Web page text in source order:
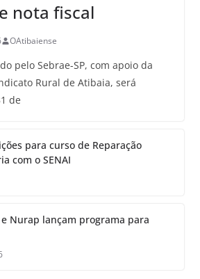
nota fiscal
OAtibaiense
pelo Sebrae-SP, com apoio da
Rural de Atibaia, será
de
para curso de Reparação
com o SENAI
Nurap lançam programa para